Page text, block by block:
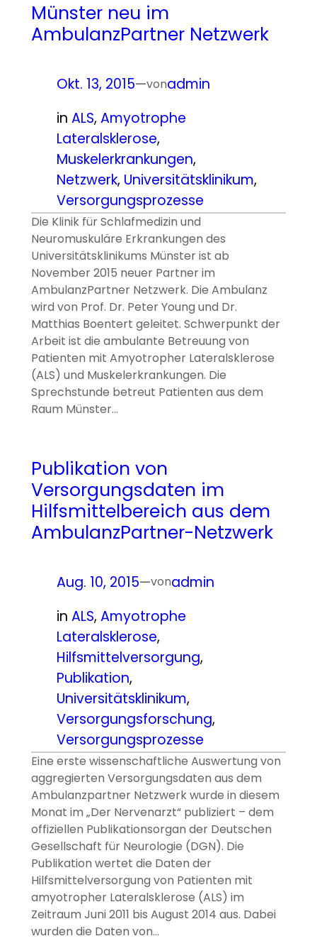
Münster neu im
AmbulanzPartner Netzwerk
Okt. 13, 2015—vonadmin
in ALS, Amyotrophe
Lateralsklerose
Muskelerkrankungen
Netzwerk, Universitätsklinikum
Versorgungsprozesse
Die Klinik für Schlafmedizin und
Neuromuskuläre Erkrankungen des
Universitätsklinikums Münster ist ab
November 2015 neuer Partner im
AmbulanzPartner Netzwerk. Die Ambulanz
wird von Prof. Dr. Peter Young und Dr.
Matthias Boentert geleitet. Schwerpunkt der
Arbeit ist die ambulante Betreuung von
Patienten mit Amyotropher Lateralsklerose
(ALS) und Muskelerkrankungen. Die
Sprechstunde betreut Patienten aus dem
Raum Münster…
Publikation von
Versorgungsdaten im
Hilfsmittelbereich aus dem
AmbulanzPartner-Netzwerk
Aug. 10, 2015—vonadmin
in ALS, Amyotrophe
Lateralsklerose
Hilfsmittelversorgung
Publikation
Universitätsklinikum
Versorgungsforschung
Versorgungsprozesse
Eine erste wissenschaftliche Auswertung von
aggregierten Versorgungsdaten aus dem
Ambulanzpartner Netzwerk wurde in diesem
Monat im „Der Nervenarzt“ publiziert – dem
offiziellen Publikationsorgan der Deutschen
Gesellschaft für Neurologie (DGN). Die
Publikation wertet die Daten der
Hilfsmittelversorgung von Patienten mit
amyotropher Lateralsklerose (ALS) im
Zeitraum Juni 2011 bis August 2014 aus. Dabei
wurden die Daten von…